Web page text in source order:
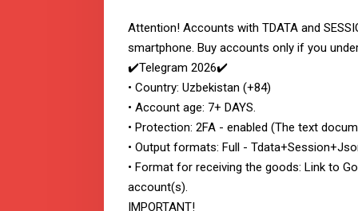
Attention! Accounts with TDATA and
smartphone. Buy accounts only if you
✔️Telegram 2026✔️
• Country: Uzbekistan (+84)
• Account age: 7+ DAYS.
• Protection: 2FA - enabled (The text
• Output formats: Full -
• Format for receiving the goods: Link to
account(s).
IMPORTANT!